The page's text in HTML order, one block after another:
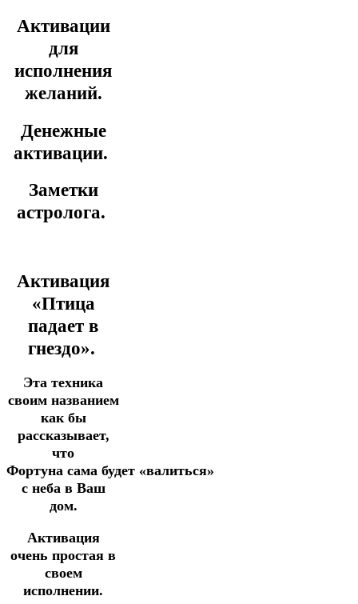
Активации
для
исполнения
желаний.
Денежные
активации.
Заметки
астролога.
Активация
«Птица
падает в
гнездо».
Эта техника
своим названием
как бы
рассказывает,
что
Фортуна сама будет «валиться»
с неба в Ваш
дом.
Активация
очень простая в
своем
исполнении.